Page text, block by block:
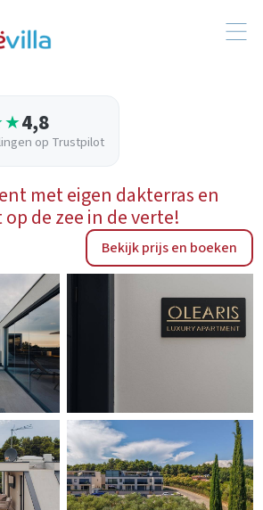
4,8
op Trustpilot
met eigen dakterras en
de zee in de verte!
Bekijk prijs en boeken